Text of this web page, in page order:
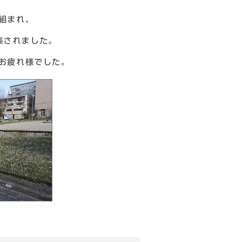
まれ、
れました。
疲れ様でした。